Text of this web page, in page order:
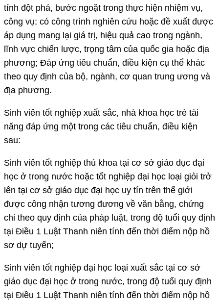
tính đột phá, bước ngoặt trong thực hiện nhiệm vụ,
công vụ; có công trình nghiên cứu hoặc đề xuất được
áp dụng mang lại giá trị, hiệu quả cao trong ngành,
lĩnh vực chiến lược, trọng tâm của quốc gia hoặc địa
phương; Đáp ứng tiêu chuẩn, điều kiện cụ thể khác
theo quy định của bộ, ngành, cơ quan trung ương và
địa phương.
Sinh viên tốt nghiệp xuất sắc, nhà khoa học trẻ tài
năng đáp ứng một trong các tiêu chuẩn, điều kiện
sau:
Sinh viên tốt nghiệp thủ khoa tại cơ sở giáo dục đại
học ở trong nước hoặc tốt nghiệp đại học loại giỏi trở
lên tại cơ sở giáo dục đại học uy tín trên thế giới
được công nhận tương đương về văn bằng, chứng
chỉ theo quy định của pháp luật, trong độ tuổi quy định
tại Điều 1 Luật Thanh niên tính đến thời điểm nộp hồ
sơ dự tuyển;
Sinh viên tốt nghiệp đại học loại xuất sắc tại cơ sở
giáo dục đại học ở trong nước, trong độ tuổi quy định
tại Điều 1 Luật Thanh niên tính đến thời điểm nộp hồ